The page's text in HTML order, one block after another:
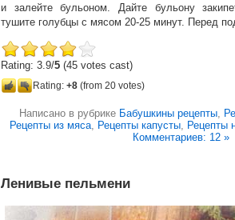
и залейте бульоном. Дайте бульону
тушите голубцы с мясом 20-25 минут. Перед
Rating: 3.9/5 (45 votes cast)
Rating: +8 (from 20 votes)
Написано в рубрике Бабушкины рецепты,
Рецепты из мяса, Рецепты капусты, Рецепты
Комментариев: 12 »
Ленивые пельмени